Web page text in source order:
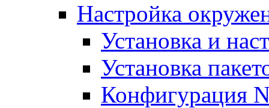
Настройка
Установка и
Установка
Конфигурация